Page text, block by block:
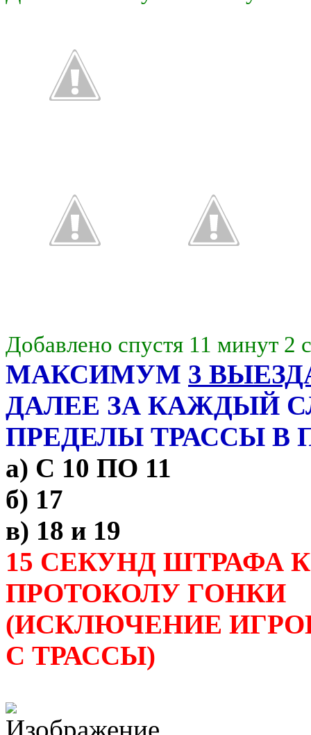
Добавлено спустя 11 минут 2
МАКСИМУМ 3
ДАЛЕЕ ЗА КАЖДЫЙ
ПРЕДЕЛЫ ТРАССЫ В
а) С 10 ПО 11
б) 17
в) 18 и 19
15 СЕКУНД ШТРАФА
ПРОТОКОЛУ ГОНКИ
(ИСКЛЮЧЕНИЕ
С ТРАССЫ)